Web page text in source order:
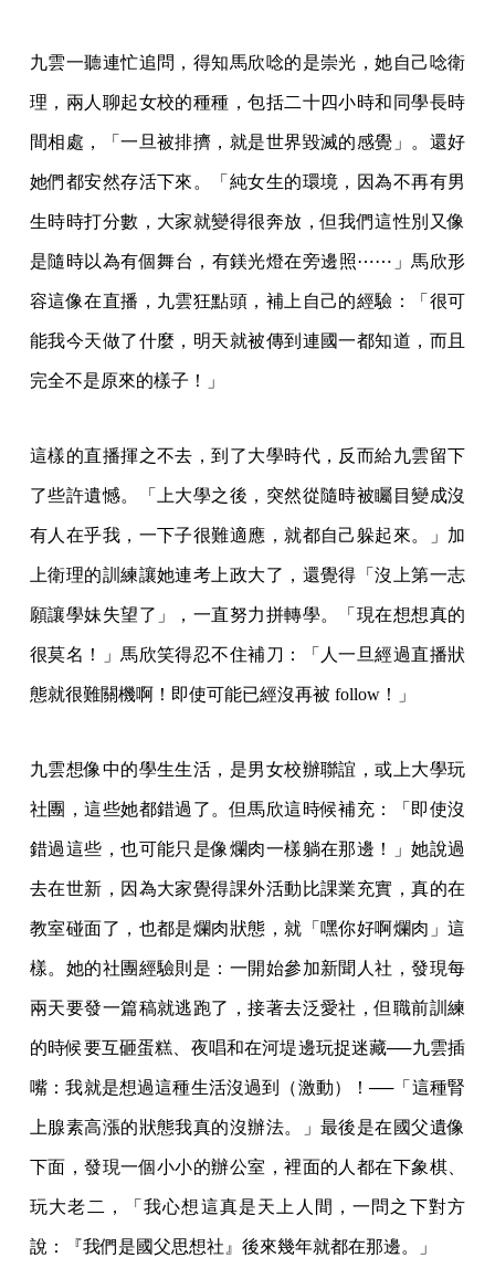
九雲一聽連忙追問，得知馬欣唸的是崇光，她自己唸衛
理，兩人聊起女校的種種，包括二十四小時和同學長時
間相處，「一旦被排擠，就是世界毀滅的感覺」。還好
她們都安然存活下來。「純女生的環境，因為不再有男
生時時打分數，大家就變得很奔放，但我們這性別又像
是隨時以為有個舞台，有鎂光燈在旁邊照⋯⋯」馬欣形
容這像在直播，九雲狂點頭，補上自己的經驗：「很可
能我今天做了什麼，明天就被傳到連國一都知道，而且
完全不是原來的樣子！」
這樣的直播揮之不去，到了大學時代，反而給九雲留下
了些許遺憾。「上大學之後，突然從隨時被矚目變成沒
有人在乎我，一下子很難適應，就都自己躲起來。」加
上衛理的訓練讓她連考上政大了，還覺得「沒上第一志
願讓學妹失望了」，一直努力拼轉學。「現在想想真的
很莫名！」馬欣笑得忍不住補刀：「人一旦經過直播狀
態就很難關機啊！即使可能已經沒再被 follow！」
九雲想像中的學生生活，是男女校辦聯誼，或上大學玩
社團，這些她都錯過了。但馬欣這時候補充：「即使沒
錯過這些，也可能只是像爛肉一樣躺在那邊！」她說過
去在世新，因為大家覺得課外活動比課業充實，真的在
教室碰面了，也都是爛肉狀態，就「嘿你好啊爛肉」這
樣。她的社團經驗則是：一開始參加新聞人社，發現每
兩天要發一篇稿就逃跑了，接著去泛愛社，但職前訓練
的時候要互砸蛋糕、夜唱和在河堤邊玩捉迷藏──九雲插
嘴：我就是想過這種生活沒過到（激動）！──「這種腎
上腺素高漲的狀態我真的沒辦法。」最後是在國父遺像
下面，發現一個小小的辦公室，裡面的人都在下象棋、
玩大老二，「我心想這真是天上人間，一問之下對方
說：『我們是國父思想社』後來幾年就都在那邊。」